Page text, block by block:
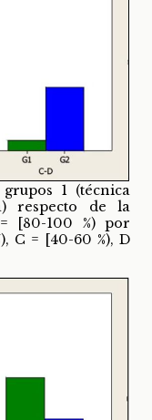
1 (técnica
respecto de la
[80-100 %) por
C = [40-60 %), D